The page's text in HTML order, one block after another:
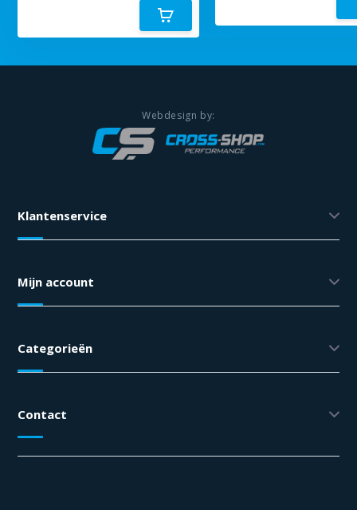
Klantenservice
Mijn account
Categorieën
Contact